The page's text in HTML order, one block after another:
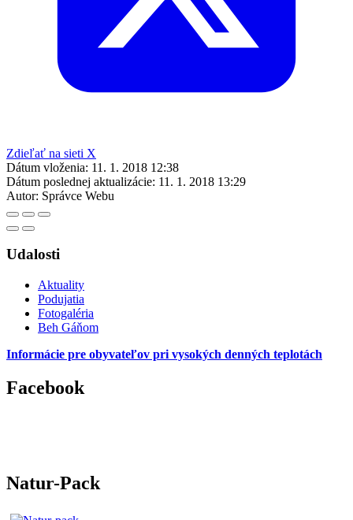
Zdieľať na sieti X
Dátum vloženia: 11. 1. 2018 12:38
Dátum poslednej aktualizácie: 11. 1. 2018 13:29
Autor: Správce Webu
Udalosti
Aktuality
Podujatia
Fotogaléria
Beh Gáňom
Informácie pre obyvateľov pri vysokých denných teplotách
Facebook
Natur-Pack